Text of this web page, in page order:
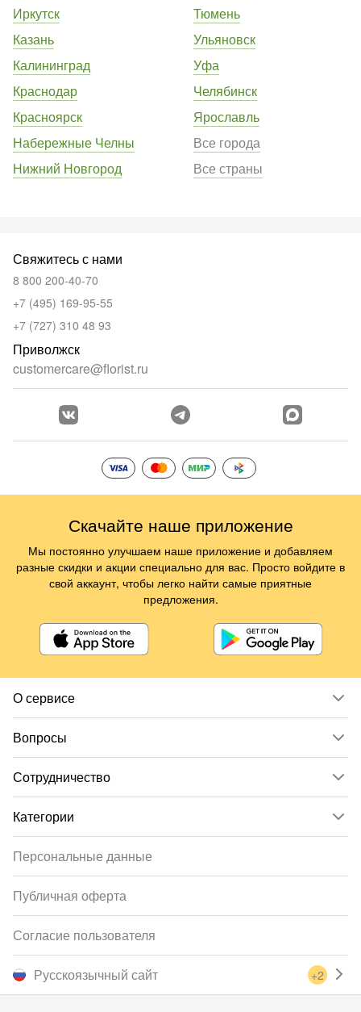
Иркутск
Казань
Калининград
Краснодар
Красноярск
Набережные Челны
Нижний Новгород
Тюмень
Ульяновск
Уфа
Челябинск
Ярославль
Все города
Все страны
О сервисе
Вопросы
Сотрудничество
Категории
Свяжитесь с нами
8 800 200-40-70
+7 (495) 169-95-55
+7 (727) 310 48 93
Приволжск
customercare@florist.ru
Русскоязычный сайт +2
Персональные данные
Публичная оферта
Согласие пользователя
Скачайте наше приложение
Мы постоянно улучшаем наше приложение и добавляем
разные скидки и акции специально для вас. Просто войдите в
свой аккаунт, чтобы легко найти самые приятные
предложения.